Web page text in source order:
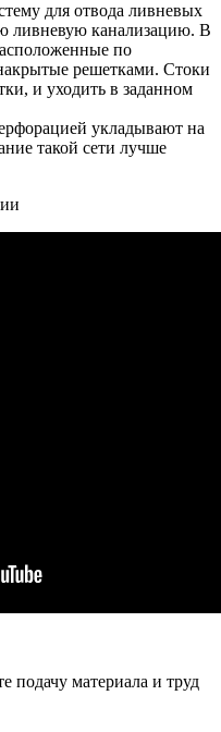
для отвода ливневых
ливневую канализацию. В
по
решетками. Стоки
и уходить в заданном
укладывают на
такой сети лучше
подачу материала и труд